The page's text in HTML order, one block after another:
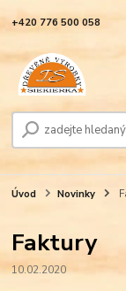
+420 776 500 058
Úvod Novinky
Faktury
10.02.2020